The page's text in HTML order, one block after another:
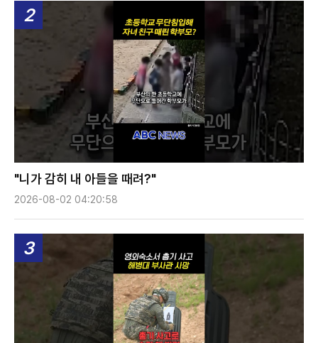
2
"니가 감히 내 아들을 때려?"
2026-08-02 04:20:58
3